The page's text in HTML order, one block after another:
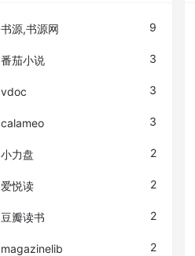
书源,书源网 9
番茄小说 3
vdoc 3
calameo 3
小力盘 2
爱悦读 2
豆瓣读书 2
magazinelib 2